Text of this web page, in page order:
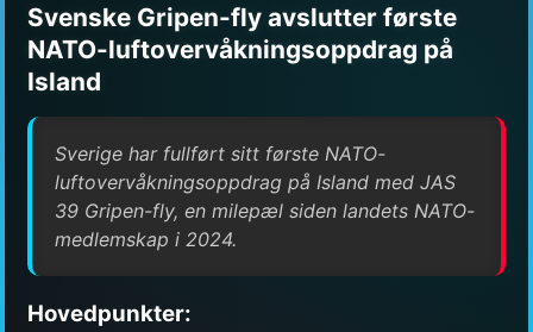
Svenske Gripen-fly avslutter første
NATO-luftovervåkningsoppdrag på
Island
Sverige har fullført sitt første NATO-
luftovervåkningsoppdrag på Island med JAS
39 Gripen-fly, en milepæl siden landets NATO-
medlemskap i 2024.
Hovedpunkter: